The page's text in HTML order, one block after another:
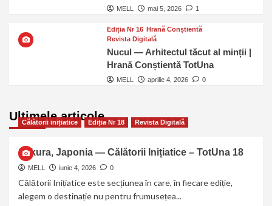
MELL mai 5, 2026 1
Ediția Nr 16 Hrană Conștientă
Revista Digitală
Nucul — Arhitectul tăcut al minții |
Hrană Conștientă TotUna
MELL aprilie 4, 2026 0
Ultimele articole
Călătorii inițiatice Ediția Nr 18 Revista Digitală
Sakura, Japonia — Călătorii Inițiatice – TotUna 18
MELL iunie 4, 2026 0
Călătorii Inițiatice este secțiunea în care, în fiecare ediție,
alegem o destinație nu pentru frumusețea...